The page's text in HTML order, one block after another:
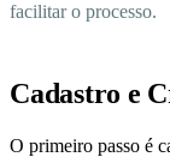
facilitar o processo.
Cadastro e
O primeiro passo é